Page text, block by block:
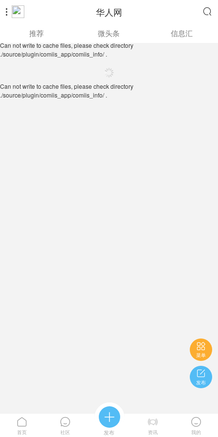
 华人网 
./source/plugin/comiis_app/comiis_info/ .
推荐 微头条 信息汇
Can not write to cache files, please check directory
./source/plugin/comiis_app/comiis_info/ .

菜单

发布

首页

社区

发布

资讯

我的
Can not write to cache files, please check directory
./source/plugin/comiis_app/comiis_info/ .